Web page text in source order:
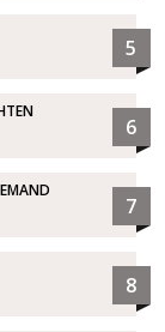
5
6
7
8